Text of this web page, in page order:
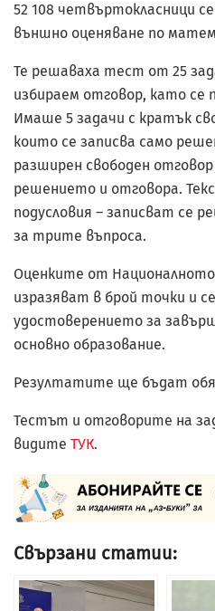
52 108 четвъртокласници
външно оценяване по
Те решаваха тест от 25
избираем отговор, като се
Имаше 5 задачи с кратък
които се записва само
разширен свободен отговор
решението и отговора.
подусловия – записват се
за трите въпроса.
Оценките от
изразяват в брой точки и
удостоверението за
основно образование.
Резултатите ще бъдат
Тестът и отговорите на
видите ТУК.
Свързани статии: